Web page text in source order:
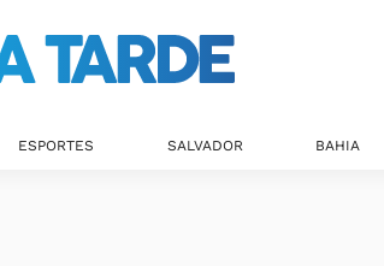
ESPORTES SALVADOR BAHIA